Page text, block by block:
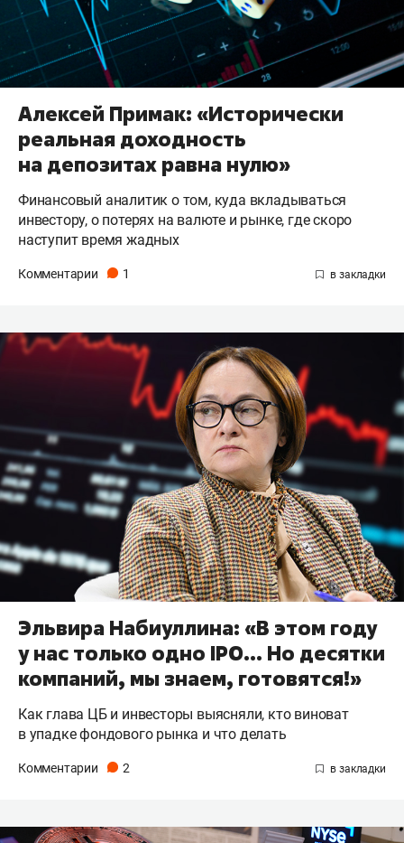
Алексей Примак: «Исторически
реальная доходность
на депозитах равна нулю»
Финансовый аналитик о том, куда вкладываться
инвестору, о потерях на валюте и рынке, где скоро
наступит время жадных
Комментарии 1
Эльвира Набиуллина: «В этом году
у нас только одно IPO… Но десятки
компаний, мы знаем, готовятся!»
Как глава ЦБ и инвесторы выясняли, кто виноват
в упадке фондового рынка и что делать
Комментарии 2